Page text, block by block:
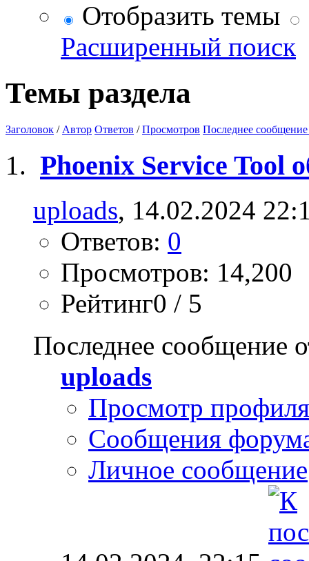
Отобразить темы
Расширенный поиск
Темы раздела
Заголовок / Автор Ответов /Просмотров Последнее сообщение
Phoenix Service Tool
uploads, 14.02.2024
Ответов: 0
Просмотров: 14,200
Рейтинг0 / 5
Последнее сообщение
uploads
Просмотр профиля
Сообщения
Личное сообщение